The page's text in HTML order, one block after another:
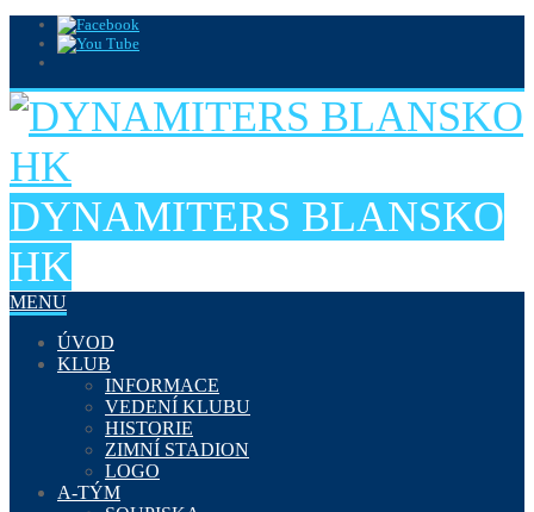
DYNAMITERS BLANSKO
HK
MENU
ÚVOD
KLUB
INFORMACE
VEDENÍ KLUBU
HISTORIE
ZIMNÍ STADION
LOGO
A-TÝM